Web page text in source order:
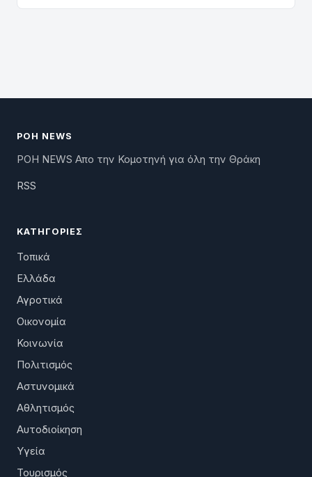
ΡΟΗ NEWS
ΡΟΗ NEWS Απο την Κομοτηνή για όλη την Θράκη
RSS
ΚΑΤΗΓΟΡΊΕΣ
Τοπικά
Ελλάδα
Αγροτικά
Οικονομία
Κοινωνία
Πολιτισμός
Αστυνομικά
Αθλητισμός
Αυτοδιοίκηση
Υγεία
Τουρισμός